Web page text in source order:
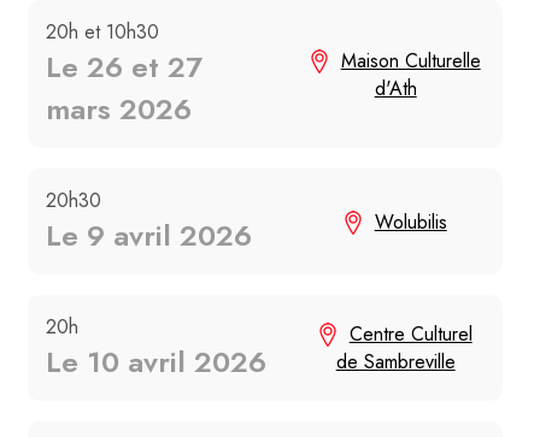
20h et 10h30
Le 26 et 27
mars 2026
Maison Culturelle
d'Ath
20h30
Le 9 avril 2026 Wolubilis
20h
Le 10 avril 2026
Centre Culturel
de Sambreville